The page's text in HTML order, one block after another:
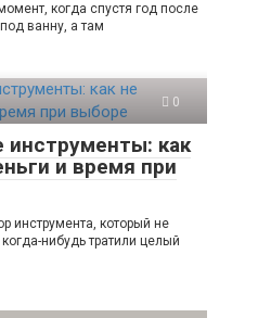
когда спустя год после
ванну, а там
0
инструменты: как
и время при
инструмента, который не
нибудь тратили целый